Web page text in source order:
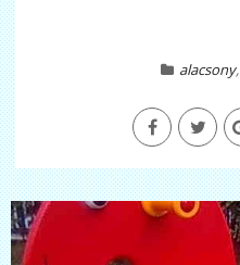
alacsony,